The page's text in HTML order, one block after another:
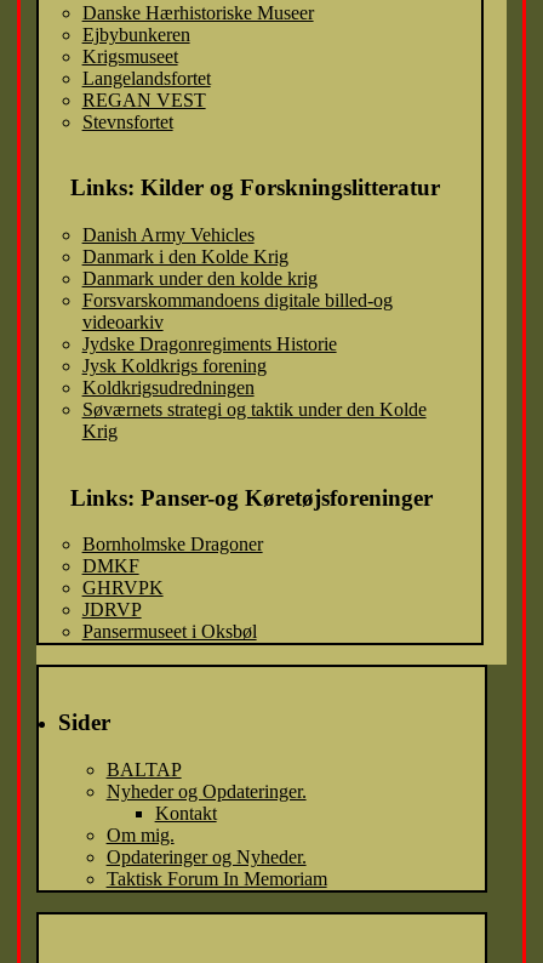
Danske Hærhistoriske Museer
Ejbybunkeren
Krigsmuseet
Langelandsfortet
REGAN VEST
Stevnsfortet
Links: Kilder og Forskningslitteratur
Danish Army Vehicles
Danmark i den Kolde Krig
Danmark under den kolde krig
Forsvarskommandoens digitale billed-og
videoarkiv
Jydske Dragonregiments Historie
Jysk Koldkrigs forening
Koldkrigsudredningen
Søværnets strategi og taktik under den Kolde
Krig
Links: Panser-og Køretøjsforeninger
Bornholmske Dragoner
DMKF
GHRVPK
JDRVP
Pansermuseet i Oksbøl
Sider
BALTAP
Nyheder og Opdateringer.
Kontakt
Om mig.
Opdateringer og Nyheder.
Taktisk Forum In Memoriam